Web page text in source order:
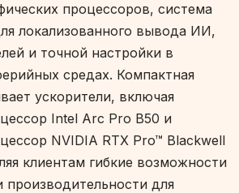
процессоров, система
локализованного вывода ИИ,
и точной настройки в
средах. Компактная
ускорители, включая
Intel Arc Pro B50 и
NVIDIA RTX Pro™ Blackwell
клиентам гибкие возможности
производительности для